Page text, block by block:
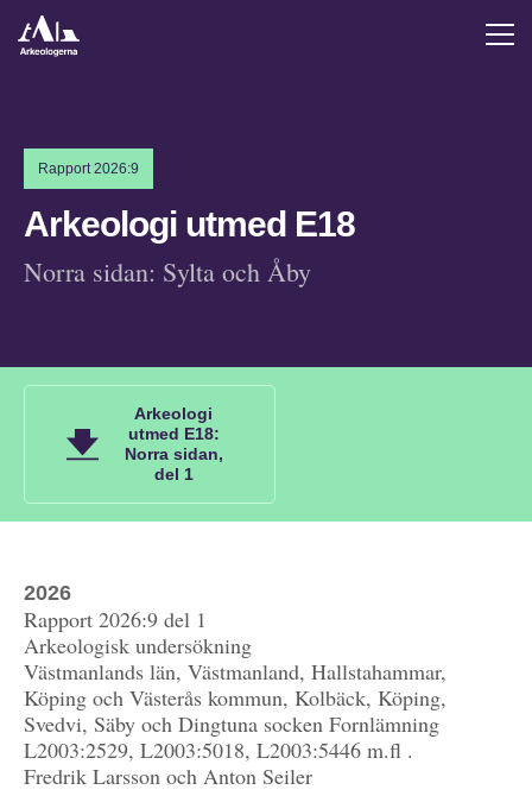
Rapport 2026:9
Arkeologi utmed E18
Norra sidan: Sylta och Åby
Arkeologi
utmed E18:
Norra sidan,
del 1
2026
Rapport 2026:9 del 1
Arkeologisk undersökning
Västmanlands län, Västmanland, Hallstahammar,
Köping och Västerås kommun, Kolbäck, Köping,
Svedvi, Säby och Dingtuna socken Fornlämning
L2003:2529, L2003:5018, L2003:5446 m.fl .
Fredrik Larsson och Anton Seiler